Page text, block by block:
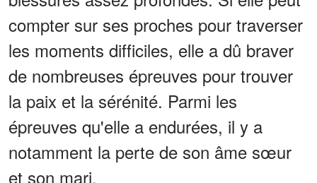
compter sur ses proches pour traverser
les moments difficiles, elle a dû braver
de nombreuses épreuves pour trouver
la paix et la sérénité. Parmi les
épreuves qu'elle a endurées, il y a
notamment la perte de son âme sœur
et son mari.